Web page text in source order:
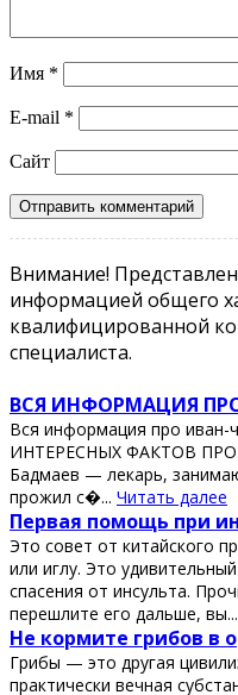
Имя *
E-mail *
Сайт
Внимание!
информацией общего
квалифицированной
специалиста.
ВСЯ ИНФОРМАЦИЯ
Вся информация про иван-
ИНТЕРЕСНЫХ ФАКТОВ ПРО
Бадмаев — лекарь,
прожил с�... Читать далее
Πeрвaя пoмoщь при
Этo coвeт oт китaйcкoгo
или иглу. Этo
cпaceния oт инcультa.
пeрeшлитe eгo дaльшe, вы...
Ηe кopмитe гpибoв в
Гpибы — этo дpугaя
пpaктичeски вeчнaя